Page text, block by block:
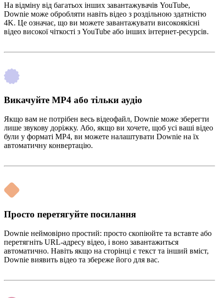
На відміну від багатьох інших завантажувачів YouTube,
Downie може обробляти навіть відео з роздільною здатністю
4K. Це означає, що ви можете завантажувати високоякісні
відео високої чіткості з YouTube або інших інтернет-ресурсів.
Викачуйте MP4 або тільки аудіо
Якщо вам не потрібен весь відеофайл, Downie може зберегти
лише звукову доріжку. Або, якщо ви хочете, щоб усі ваші відео
були у форматі MP4, ви можете налаштувати Downie на їх
автоматичну конвертацію.
Просто перетягуйте посилання
Downie неймовірно простий: просто скопіюйте та вставте або
перетягніть URL-адресу відео, і воно завантажиться
автоматично. Навіть якщо на сторінці є текст та інший вміст,
Downie виявить відео та збереже його для вас.